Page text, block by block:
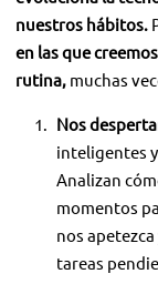
nuestros hábitos.
en las que
rutina, muchas
Nos
inteligentes
Analizan
momentos
nos
tareas